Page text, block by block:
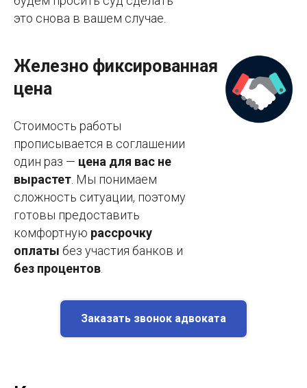
это снова в вашем случае.
Железно фиксированная
цена
Стоимость работы
прописывается в соглашении
один раз — цена для вас не
вырастет . Мы понимаем
сложность ситуации, поэтому
готовы предоставить
комфортную рассрочку
оплаты без участия банков и
без процентов
Заказать звонок адвоката